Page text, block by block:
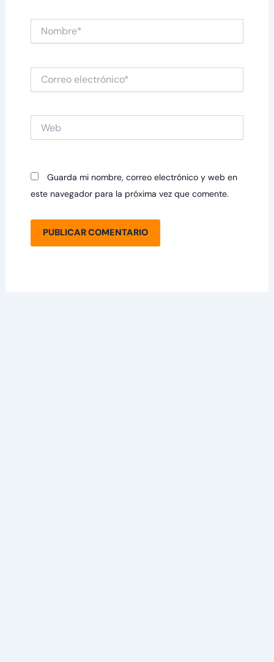
Nombre*
electrónico*
Guarda mi nombre, correo electrónico y web en
este navegador para la próxima vez que comente.